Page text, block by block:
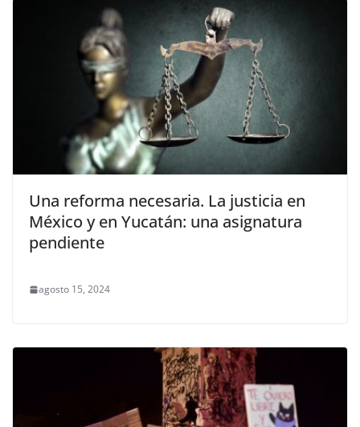
Una reforma necesaria. La justicia en
México y en Yucatán: una asignatura
pendiente
agosto 15, 2024